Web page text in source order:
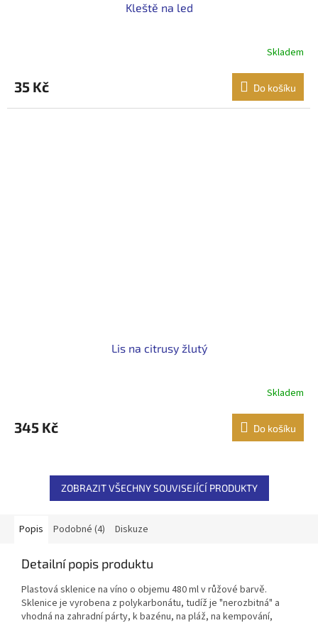
Kleště na led
Skladem
35 Kč Do košíku
Lis na citrusy žlutý
Skladem
345 Kč Do košíku
ZOBRAZIT VŠECHNY SOUVISEJÍCÍ PRODUKTY
Popis Podobné (4) Diskuze
Detailní popis produktu
Plastová sklenice na víno o objemu 480 ml v růžové barvě.
Sklenice je vyrobena z polykarbonátu, tudíž je "nerozbitná" a
vhodná na zahradní párty, k bazénu, na pláž, na kempování,